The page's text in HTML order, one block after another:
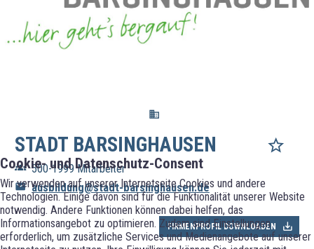
Cookie- und Datenschutz-Consent
Wir verwenden auf unserer Internetseite Cookies und andere
Technologien. Einige davon sind für die Funktionalität unserer Website
notwendig. Andere Funktionen können dabei helfen, das
Informationsangebot zu optimieren. Zudem sind Einstellungen
erforderlich, um zusätzliche Services und Medienangebote auf unserer
STADT BARSINGHAUSEN
500-1999 Mitarbeiter
ausbildung@stadt-barsinghausen.de
FIRMENPROFIL DOWNLOADEN